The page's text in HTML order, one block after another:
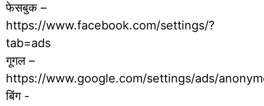
फेसबुक –
https://www.facebook.com/settings/?
tab=ads
गूगल –
https://www.google.com/settings/ads/
बिंग -